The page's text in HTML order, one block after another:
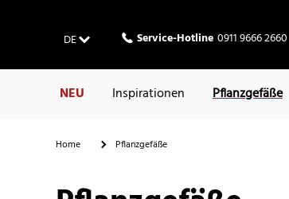
DE Service-Hotline 0911 9666 2660
NEU Inspirationen Pflanzgefäße
Home Pflanzgefäße